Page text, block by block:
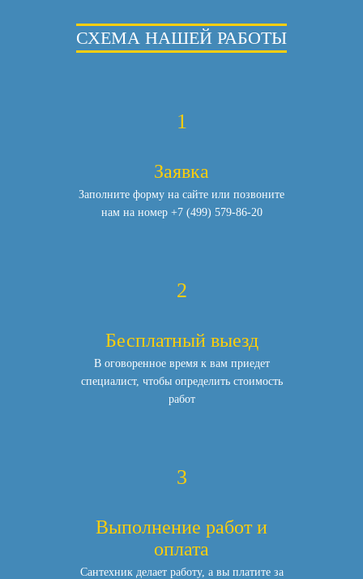
СХЕМА НАШЕЙ РАБОТЫ
1
Заявка
Заполните форму на сайте или позвоните
нам на номер +7 (499) 579-86-20
2
Бесплатный выезд
В оговоренное время к вам приедет
специалист, чтобы определить стоимость
работ
3
Выполнение работ и
оплата
Сантехник делает работу, а вы платите за